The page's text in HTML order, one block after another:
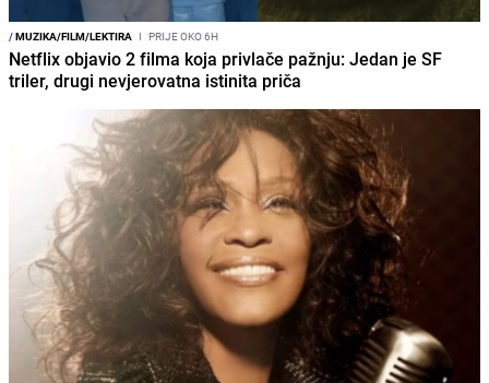
/MUZIKA/FILM/LEKTIRA I PRIJE OKO 6H
Netflix objavio 2 filma koja privlače pažnju: Jedan je SF
triler, drugi nevjerovatna istinita priča